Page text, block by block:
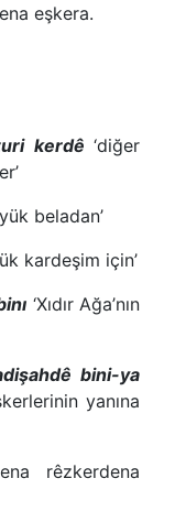
eşkera.
kerdê ‘diğer
beladan’
kardeşim için’
‘Xıdır Ağa’nın
bini-ya
yanına
rêzkerdena